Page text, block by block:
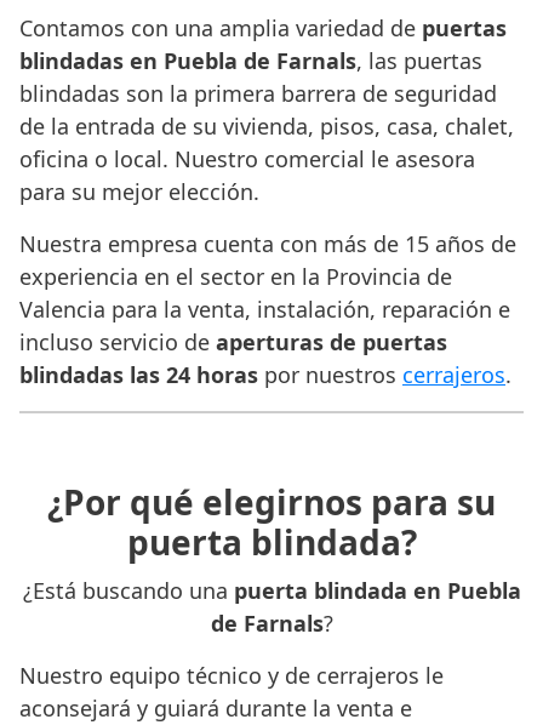
Contamos con una amplia variedad de puertas
blindadas en Puebla de Farnals, las puertas
blindadas son la primera barrera de seguridad
de la entrada de su vivienda, pisos, casa, chalet,
oficina o local. Nuestro comercial le asesora
para su mejor elección.
Nuestra empresa cuenta con más de 15 años de
experiencia en el sector en la Provincia de
Valencia para la venta, instalación, reparación e
incluso servicio de aperturas de puertas
blindadas las 24 horas por nuestros cerrajeros.
¿Por qué elegirnos para su
puerta blindada?
¿Está buscando una puerta blindada en Puebla
de Farnals?
Nuestro equipo técnico y de cerrajeros le
aconsejará y guiará durante la venta e